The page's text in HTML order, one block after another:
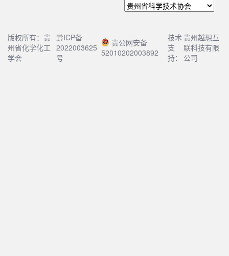
版权所有：贵
州省化学化工
学会
黔ICP备
2022003625
号
贵公网安备
52010202003892
技术
支
持：
贵州越想互
联科技有限
公司